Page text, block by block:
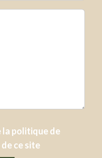
la politique de
de ce site